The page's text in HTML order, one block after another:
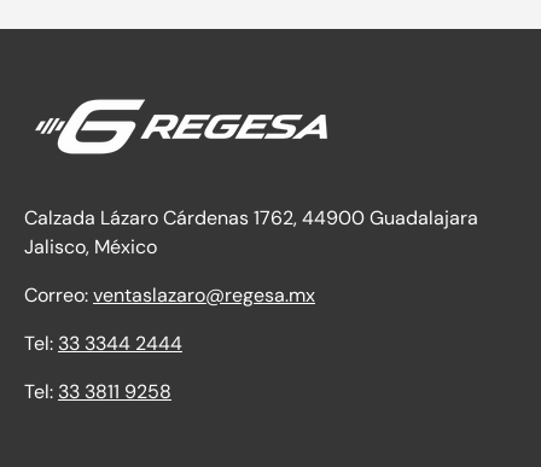
Calzada Lázaro Cárdenas 1762, 44900 Guadalajara
Jalisco, México
Correo:ventaslazaro@regesa.mx
Tel: 33 3344 2444
Tel: 33 3811 9258